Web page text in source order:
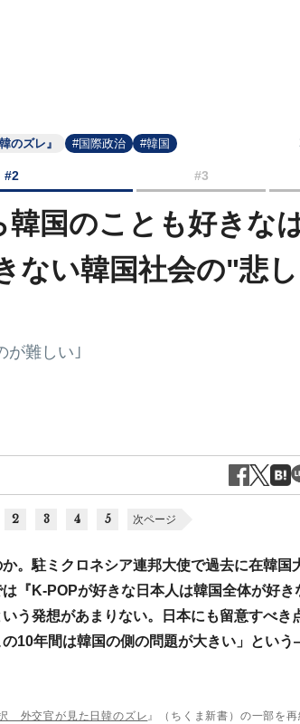
のズレ』 #国際政治 #韓国
#2 #3
国のことも好きな
ない韓国社会の"悲
が難しい｣
2 3 4 5 次ページ
。駐ミクロネシア連邦大使で過去に在韓国
『K-POPが好きな日本人は韓国全体が好き
う発想があまりない。日本にも留意すべき
10年間は韓国の側の問題が大きい」とい
外交官が見た日韓のズレ 』（ちくま新書）の一部を